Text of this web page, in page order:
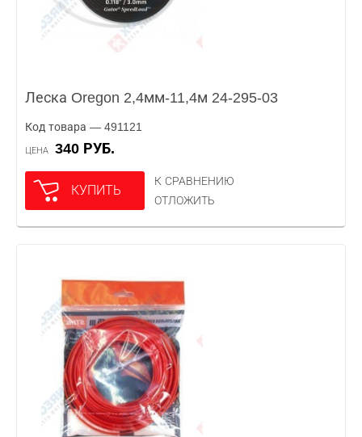
Леска Oregon 2,4мм-11,4м 24-295-03
Код товара — 491121
ЦЕНА 340 РУБ.
КУПИТЬ
К СРАВНЕНИЮ
ОТЛОЖИТЬ